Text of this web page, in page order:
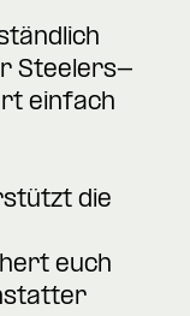
Steelers-
einfach
die
euch